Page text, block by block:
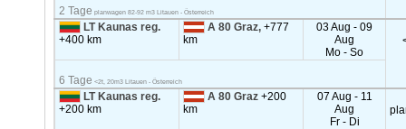
2 Tage planwagen 82-92 m3 Litauen - Österreich
LT Kaunas reg.
+400 km
A 80 Graz,+777
km
03 Aug - 09
Aug
Mo - So
6 Tage <2t, 20m3 Litauen - Österreich
LT Kaunas reg.
+200 km
A 80 Graz+200
km
07 Aug - 11
Aug
Fr - Di